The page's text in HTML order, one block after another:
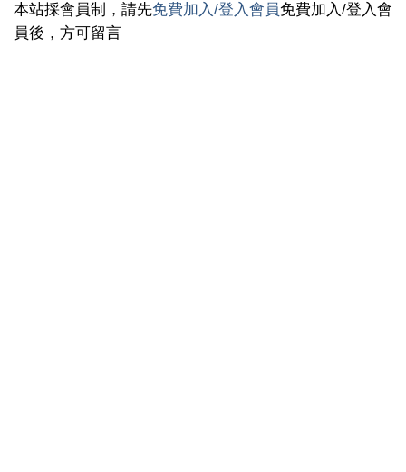
本站採會員制，請先免費加入/登入會員免費加入/登入會
員後，方可留言